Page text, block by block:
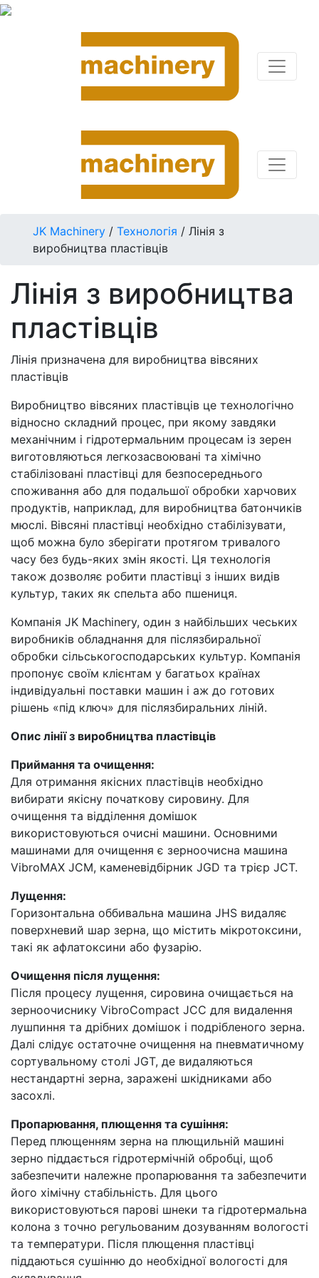
JK Machinery / Технологія / Лінія з
виробництва пластівців
Лінія з виробництва
пластівців
Лінія призначена для виробництва вівсяних
пластівців
Виробництво вівсяних пластівців це технологічно
відносно складний процес, при якому завдяки
механічним і гідротермальним процесам із зерен
виготовляються легкозасвоювані та хімічно
стабілізовані пластівці для безпосереднього
споживання або для подальшої обробки харчових
продуктів, наприклад, для виробництва батончиків
мюслі. Вівсяні пластівці необхідно стабілізувати,
щоб можна було зберігати протягом тривалого
часу без будь-яких змін якості. Ця технологія
також дозволяє робити пластівці з інших видів
культур, таких як спельта або пшениця.
Компанія JK Machinery, один з найбільших чеських
виробників обладнання для післязбиральної
обробки сільськогосподарських культур. Компанія
пропонує своїм клієнтам у багатьох країнах
індивідуальні поставки машин і аж до готових
рішень «під ключ» для післязбиральних ліній.
Опис лінії з виробництва пластівців
Приймання та очищення:
Для отримання якісних пластівців необхідно
вибирати якісну початкову сировину. Для
очищення та відділення домішок
використовуються очисні машини. Основними
машинами для очищення є зерноочисна машина
VibroMAX JCM, каменевідбірник JGD та трієр JCT.
Лущення:
Горизонтальна оббивальна машина JHS видаляє
поверхневий шар зерна, що містить мікротоксини,
такі як афлатоксини або фузарію.
Очищення після лущення:
Після процесу лущення, сировина очищається на
зерноочиснику VibroCompact JCC для видалення
лушпиння та дрібних домішок і подрібленого зерна.
Далі слідує остаточне очищення на пневматичному
сортувальному столі JGT, де видаляються
нестандартні зерна, заражені шкідниками або
засохлі.
Пропарювання, плющення та сушіння:
Перед плющенням зерна на плющильній машині
зерно піддається гідротермічній обробці, щоб
забезпечити належне пропарювання та забезпечити
його хімічну стабільність. Для цього
використовуються парові шнеки та гідротермальна
колона з точно регульованим дозуванням вологості
та температури. Після плющення пластівці
піддаються сушінню до необхідної вологості для